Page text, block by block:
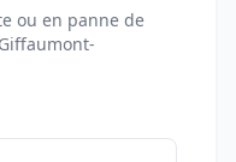
ou en panne de